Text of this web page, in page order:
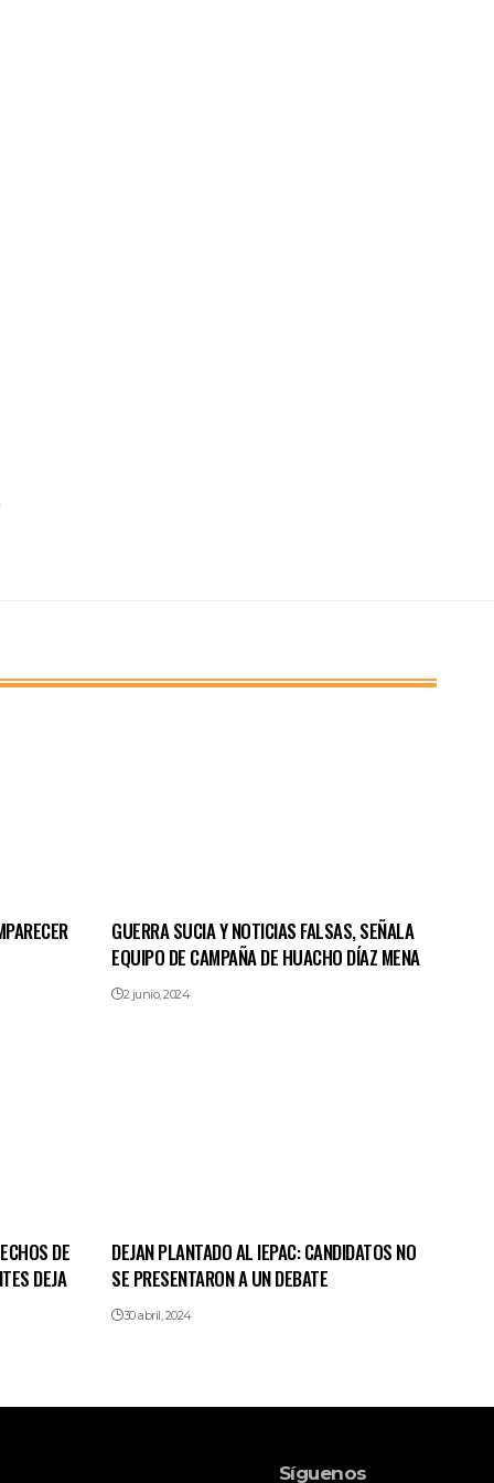
GUERRA SUCIA Y NOTICIAS FALSAS, SEÑALA
EQUIPO DE CAMPAÑA DE HUACHO DÍAZ MENA
2 junio, 2024
DE
DEJA
DEJAN PLANTADO AL IEPAC: CANDIDATOS NO
SE PRESENTARON A UN DEBATE
30 abril, 2024
Síguenos